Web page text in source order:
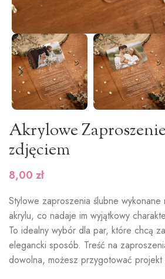
Akrylowe
zdjęciem
8,00 zł
Stylowe zaproszenia ślubne wykonane
akrylu, co nadaje im wyjątkowy
To idealny wybór dla par, które chcą
elegancki sposób. Treść na
dowolna, możesz przygotować